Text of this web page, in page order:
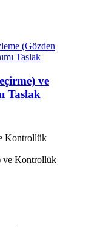
(Gözden
Taslak
ve
Taslak
Kontrollük